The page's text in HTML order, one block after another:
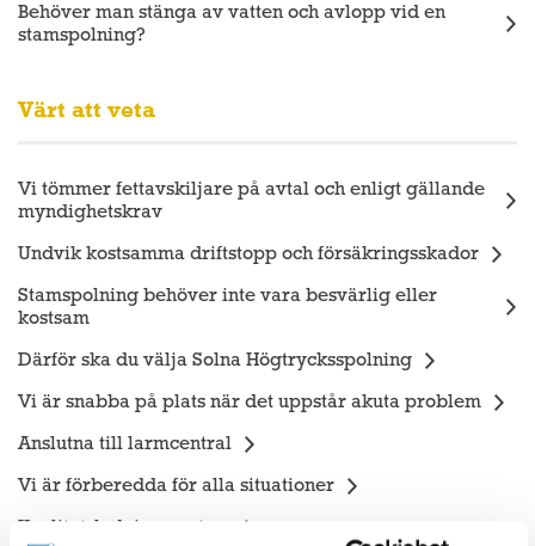
Behöver man stänga av vatten och avlopp vid en
stamspolning?
Värt att veta
Vi tömmer fettavskiljare på avtal och enligt gällande
myndighetskrav
Undvik kostsamma driftstopp och försäkringsskador
Stamspolning behöver inte vara besvärlig eller
kostsam
Därför ska du välja Solna Högtrycksspolning
Vi är snabba på plats när det uppstår akuta problem
Anslutna till larmcentral
Vi är förberedda för alla situationer
Kvalitetsledningssystem